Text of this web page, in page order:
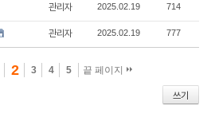
관리자 2025.02.19 714
관리자 2025.02.19 777
2 3 4 5 끝 페이지
쓰기